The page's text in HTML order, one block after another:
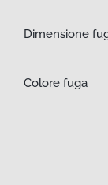
Dimensione
Colore fuga